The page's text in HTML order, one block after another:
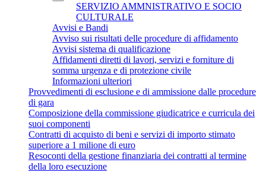
SERVIZIO AMMNISTRATIVO E SOCIO
CULTURALE
Avvisi e Bandi
Avviso sui risultati delle procedure di affidamento
Avvisi sistema di qualificazione
Affidamenti diretti di lavori, servizi e forniture di
somma urgenza e di protezione civile
Informazioni ulteriori
Provvedimenti di esclusione e di ammissione dalle procedure
di gara
Composizione della commissione giudicatrice e curricula dei
suoi componenti
Contratti di acquisto di beni e servizi di importo stimato
superiore a 1 milione di euro
Resoconti della gestione finanziaria dei contratti al termine
della loro esecuzione